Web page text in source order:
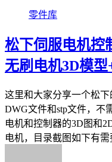
零件库
松下伺服电机控
无刷电机3D模
这里和大家分享一个松
DWG文件和stp文件，不
电机和控制器的3D图和
电机，目录截图如下有需